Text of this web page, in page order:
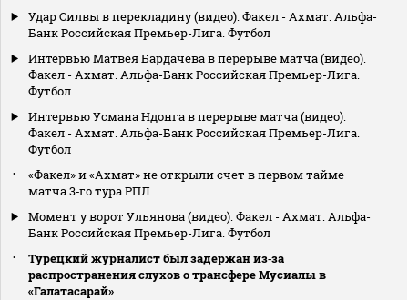
Удар Силвы в перекладину (видео). Факел - Ахмат. Альфа-
Банк Российская Премьер-Лига. Футбол
Интервью Матвея Бардачева в перерыве матча (видео).
Факел - Ахмат. Альфа-Банк Российская Премьер-Лига.
Футбол
Интервью Усмана Ндонга в перерыве матча (видео).
Факел - Ахмат. Альфа-Банк Российская Премьер-Лига.
Футбол
«Факел» и «Ахмат» не открыли счет в первом тайме
матча 3‑го тура РПЛ
Момент у ворот Ульянова (видео). Факел - Ахмат. Альфа-
Банк Российская Премьер-Лига. Футбол
Турецкий журналист был задержан из‑за
распространения слухов о трансфере Мусиалы в
«Галатасарай»